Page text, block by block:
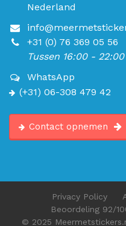
Nederland
+31 (0) 76 369 05 56
Tussen 16:00 - 22:00
WhatsApp
(+31) 06-308 479 42
Contact opnemen
Privacy Policy
Beoordeling 92/
© 2025